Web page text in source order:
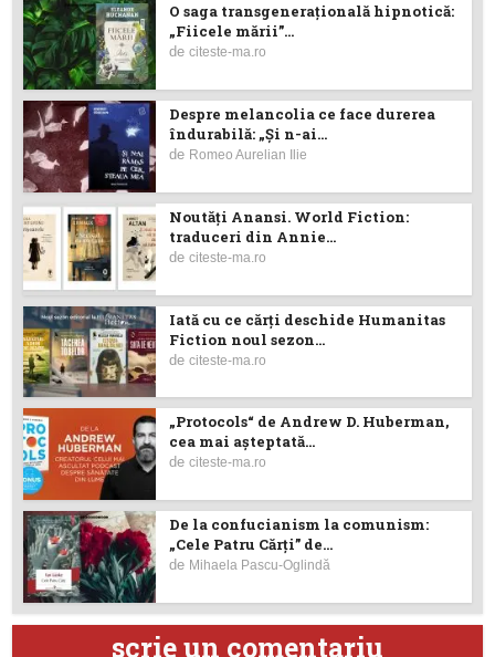
O saga transgenerațională hipnotică:
„Fiicele mării”...
deciteste-ma.ro
Despre melancolia ce face durerea
îndurabilă: „Și n-ai...
de Romeo Aurelian Ilie
Noutăţi Anansi. World Fiction:
traduceri din Annie...
deciteste-ma.ro
Iată cu ce cărţi deschide Humanitas
Fiction noul sezon...
deciteste-ma.ro
„Protocols“ de Andrew D. Huberman,
cea mai așteptată...
deciteste-ma.ro
De la confucianism la comunism:
„Cele Patru Cărți” de...
de Mihaela Pascu-Oglindă
scrie un comentariu